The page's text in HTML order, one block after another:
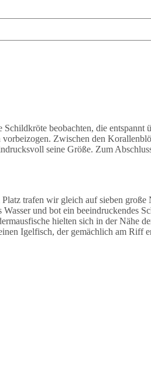
beobachten, die entspannt
Zwischen den
seine Größe. Zum
trafen wir gleich auf sieben
und bot ein beeindruckendes
hielten sich in der Nähe
Igelfisch, der gemächlich am Riff